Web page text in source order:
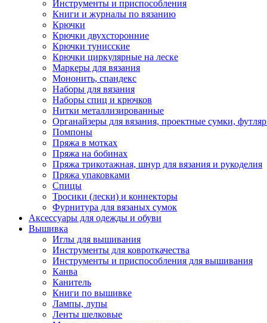
Инструменты и приспособления
Книги и журналы по вязанию
Крючки
Крючки двухсторонние
Крючки тунисские
Крючки циркулярные на леске
Маркеры для вязания
Мононить, спандекс
Наборы для вязания
Наборы спиц и крючков
Нитки металлизированные
Органайзеры для вязания, проектные сумки,
Помпоны
Пряжа в мотках
Пряжа на бобинах
Пряжа трикотажная, шнур для вязания и рукоделия
Пряжа упаковками
Спицы
Тросики (лески) и коннекторы
Фурнитура для вязаных сумок
Аксессуары для одежды и обуви
Вышивка
Иглы для вышивания
Инструменты для ковроткачества
Инструменты и приспособления для вышивания
Канва
Канитель
Книги по вышивке
Лампы, лупы
Ленты шелковые